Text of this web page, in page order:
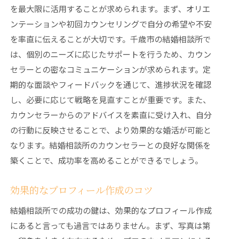
を最大限に活用することが求められます。まず、オリエ
ンテーションや初回カウンセリングで自分の希望や不安
を率直に伝えることが大切です。千歳市の結婚相談所で
は、個別のニーズに応じたサポートを行うため、カウン
セラーとの密なコミュニケーションが求められます。定
期的な面談やフィードバックを通じて、進捗状況を確認
し、必要に応じて戦略を見直すことが重要です。また、
カウンセラーからのアドバイスを素直に受け入れ、自分
の行動に反映させることで、より効果的な婚活が可能と
なります。結婚相談所のカウンセラーとの良好な関係を
築くことで、成功率を高めることができるでしょう。
効果的なプロフィール作成のコツ
結婚相談所での成功の鍵は、効果的なプロフィール作成
にあると言っても過言ではありません。まず、写真は第